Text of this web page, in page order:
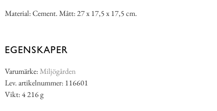
Material: Cement. Mått: 27 x 17,5 x 17,5 cm.
EGENSKAPER
Varumärke:Miljögården
Lev. artikelnummer: 116601
Vikt: 4 216 g